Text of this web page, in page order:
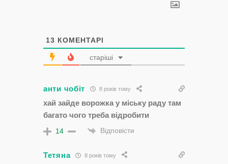
13 КОМЕНТАРІ
старіші
анти чобіт 8 років тому
хай зайде ворожка у міську раду там
багато чого треба відробити
14 Відповісти
Тетяна 8 років тому